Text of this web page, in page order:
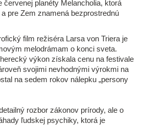
červenej planéty Melancholia, ktorá
pre Zem znamená bezprostrednú
film režiséra Larsa von Triera je
melodrámam o konci sveta.
výkon získala cenu na festivale
svojimi nevhodnými výrokmi na
na sedem rokov nálepku „persony
rozbor zákonov prírody, ale o
ľudskej psychiky, ktorá je